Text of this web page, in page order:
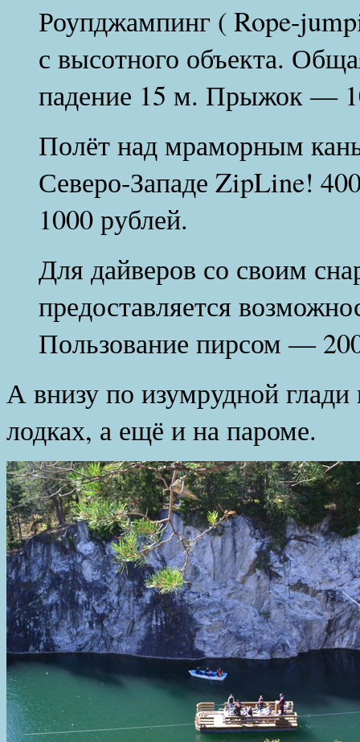
Роупджампинг ( Rope-
с высотного объекта.
падение 15 м. Прыжок —
Полёт над мраморным
Северо-Западе ZipLine!
1000 рублей.
Для дайверов со своим
предоставляется
Пользование пирсом —
А внизу по изумрудной
лодках, а ещё и на пароме.